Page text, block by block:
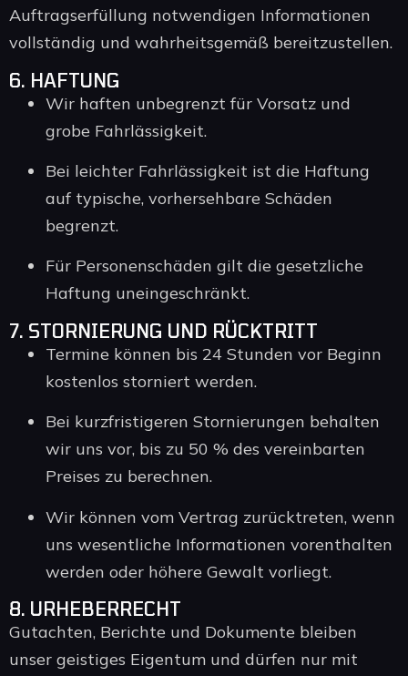
Auftragserfüllung notwendigen Informationen
vollständig und wahrheitsgemäß bereitzustellen.
6. HAFTUNG
Wir haften unbegrenzt für Vorsatz und
grobe Fahrlässigkeit.
Bei leichter Fahrlässigkeit ist die Haftung
auf typische, vorhersehbare Schäden
begrenzt.
Für Personenschäden gilt die gesetzliche
Haftung uneingeschränkt.
7. STORNIERUNG UND RÜCKTRITT
Termine können bis 24 Stunden vor Beginn
kostenlos storniert werden.
Bei kurzfristigeren Stornierungen behalten
wir uns vor, bis zu 50 % des vereinbarten
Preises zu berechnen.
Wir können vom Vertrag zurücktreten, wenn
uns wesentliche Informationen vorenthalten
werden oder höhere Gewalt vorliegt.
8. URHEBERRECHT
Gutachten, Berichte und Dokumente bleiben
unser geistiges Eigentum und dürfen nur mit